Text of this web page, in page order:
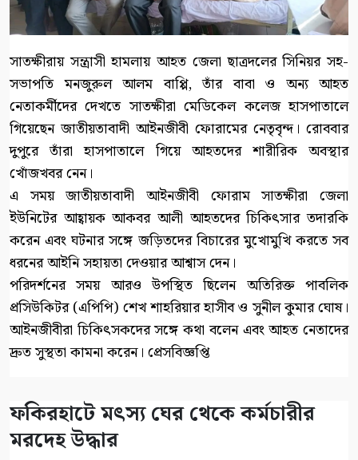
সাতক্ষীরায় সন্ত্রাসী হামলায় আহত জেলা ছাত্রদলের সিনিয়র সহ-
সভাপতি মনজুরুল আলম বাপ্পি, তাঁর বাবা ও অন্য আহত
নেতাকর্মীদের দেখতে সাতক্ষীরা মেডিকেল কলেজ হাসপাতালে
গিয়েছেন জাতীয়তাবাদী আইনজীবী ফোরামের নেতৃবৃন্দ। রোববার
দুপুরে তাঁরা হাসপাতালে গিয়ে আহতদের শারীরিক অবস্থার
খোঁজখবর নেন।
এ সময় জাতীয়তাবাদী আইনজীবী ফোরাম সাতক্ষীরা জেলা
ইউনিটের আহ্বায়ক আকবর আলী আহতদের চিকিৎসার তদারকি
করেন এবং ঘটনার সঙ্গে জড়িতদের বিচারের মুখোমুখি করতে সব
ধরনের আইনি সহায়তা দেওয়ার আশ্বাস দেন।
পরিদর্শনের সময় আরও উপস্থিত ছিলেন অতিরিক্ত পাবলিক
প্রসিউকিটর (এপিপি) শেখ শাহরিয়ার হাসীব ও সুনীল কুমার ঘোষ।
আইনজীবীরা চিকিৎসকদের সঙ্গে কথা বলেন এবং আহত নেতাদের
দ্রুত সুস্থতা কামনা করেন। প্রেসবিজ্ঞপ্তি
ফকিরহাটে মৎস্য ঘের থেকে কর্মচারীর
মরদেহ উদ্ধার